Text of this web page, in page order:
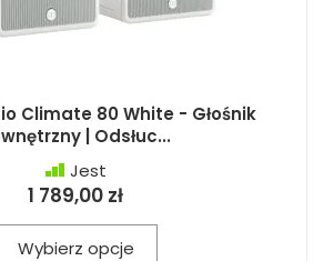
Climate 80 White - Głośnik
| Odsłuc...
Jest
1 789,00 zł
Wybierz opcje